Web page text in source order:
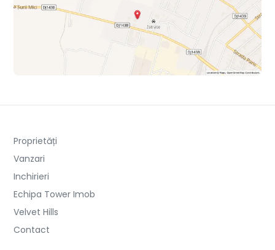
Proprietăți
Vanzari
Inchirieri
Echipa Tower Imob
Velvet Hills
Contact